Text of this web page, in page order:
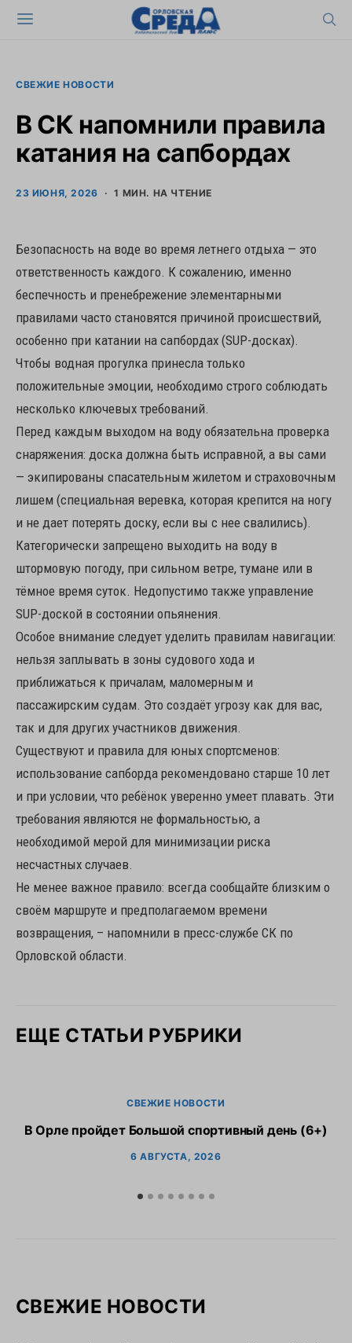
СВЕЖИЕ НОВОСТИ
В СК напомнили правила
катания на сапбордах
23 ИЮНЯ, 2026 1 МИН. НА ЧТЕНИЕ
Безопасность на воде во время летнего отдыха — это
ответственность каждого. К сожалению, именно
беспечность и пренебрежение элементарными
правилами часто становятся причиной происшествий,
особенно при катании на сапбордах (SUP-досках).
Чтобы водная прогулка принесла только
положительные эмоции, необходимо строго соблюдать
несколько ключевых требований.
Перед каждым выходом на воду обязательна проверка
снаряжения: доска должна быть исправной, а вы сами
— экипированы спасательным жилетом и страховочным
лишем (специальная веревка, которая крепится на ногу
и не дает потерять доску, если вы с нее свалились).
Категорически запрещено выходить на воду в
штормовую погоду, при сильном ветре, тумане или в
тёмное время суток. Недопустимо также управление
SUP-доской в состоянии опьянения.
Особое внимание следует уделить правилам навигации:
нельзя заплывать в зоны судового хода и
приближаться к причалам, маломерным и
пассажирским судам. Это создаёт угрозу как для вас,
так и для других участников движения.
Существуют и правила для юных спортсменов:
использование сапборда рекомендовано старше 10 лет
и при условии, что ребёнок уверенно умеет плавать. Эти
требования являются не формальностью, а
необходимой мерой для минимизации риска
несчастных случаев.
Не менее важное правило: всегда сообщайте близким о
своём маршруте и предполагаемом времени
возвращения, – напомнили в пресс-службе СК по
Орловской области.
ЕЩЕ СТАТЬИ РУБРИКИ
СВЕЖИЕ НОВОСТИ
В Орле пройдет Большой спортивный день (6+)
6 АВГУСТА, 2026
СВЕЖИЕ НОВОСТИ